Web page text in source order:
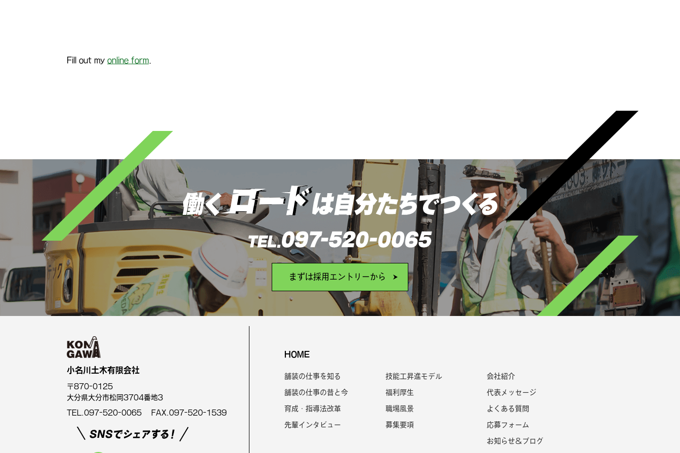
Fill out my online form
まずは採用エントリーから
小名川土木有限会社
〒870-0125
大分県大分市松岡3704番地3
TEL.097-520-0065 FAX.097-520-1539
HOME
舗装の仕事を知る
舗装の仕事の昔と今
育成・指導法改革
先輩インタビュー
技能工昇進モデル
福利厚生
職場風景
募集要項
会社紹介
代表メッセージ
よくある質問
応募フォーム
お知らせ＆ブログ